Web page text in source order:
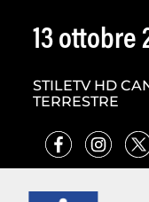
13 ottobre
STILETV HD
TERRESTRE